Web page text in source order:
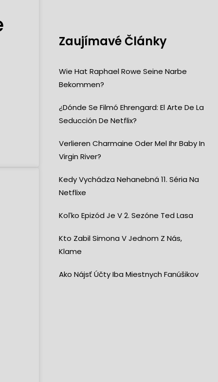
Zaujímavé Články
Wie Hat Raphael Rowe Seine Narbe
Bekommen?
¿Dónde Se Filmó Ehrengard: El Arte De La
Seducción De Netflix?
Verlieren Charmaine Oder Mel Ihr Baby In
Virgin River?
Kedy Vychádza Nehanebná 11. Séria Na
Netflixe
Koľko Epizód Je V 2. Sezóne Ted Lasa
Kto Zabil Simona V Jednom Z Nás,
Klame
Ako Nájsť Účty Iba Miestnych Fanúšikov